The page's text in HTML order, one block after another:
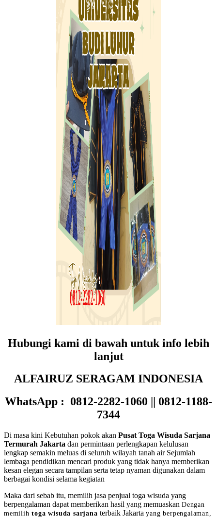
Hubungi kami di bawah untuk info lebih
lanjut
ALFAIRUZ SERAGAM INDONESIA
WhatsApp : 0812-2282-1060 || 0812-1188-
7344
Di masa kini Kebutuhan pokok akan Pusat Toga Wisuda Sarjana
Termurah Jakarta dan permintaan perlengkapan kelulusan
lengkap semakin meluas di seluruh wilayah tanah air Sejumlah
lembaga pendidikan mencari produk yang tidak hanya memberikan
kesan elegan secara tampilan serta tetap nyaman digunakan dalam
berbagai kondisi selama kegiatan
Maka dari sebab itu, memilih jasa penjual toga wisuda yang
berpengalaman dapat memberikan hasil yang memuaskan Dengan
memilihtoga wisuda sarjanaterbaik Jakartayang berpengalaman,